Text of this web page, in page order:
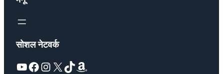
सोशल नेटवर्क
YouTube Facebook Instagram X TikTok Amazon